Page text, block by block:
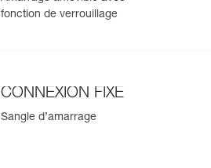
fonction de verrouillage
CONNEXION FIXE
Sangle d’amarrage